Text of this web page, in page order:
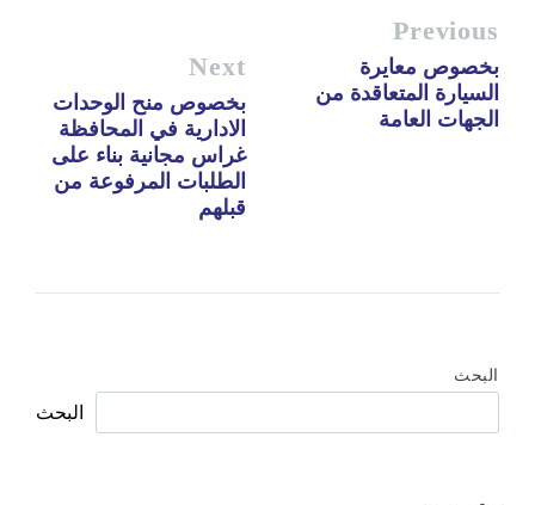
Previous
بخصوص معايرة
السيارة المتعاقدة من
الجهات العامة
Next
بخصوص منح الوحدات
الادارية في المحافظة
غراس مجانية بناء على
الطلبات المرفوعة من
قبلهم
البحث
البحث